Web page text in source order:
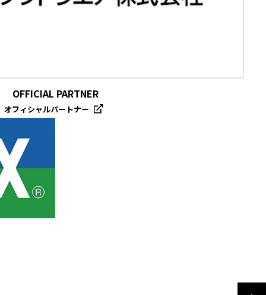
OFFICIAL PARTNER
オフィシャルパートナー